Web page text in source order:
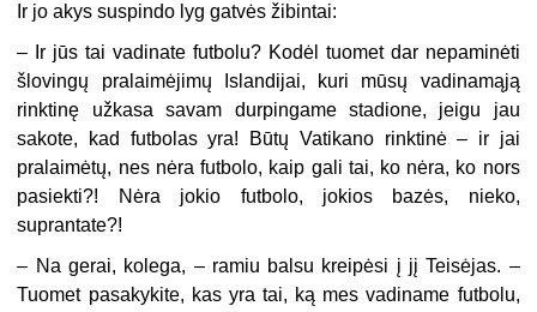
Ir jo akys suspindo lyg gatvės žibintai:
– Ir jūs tai vadinate futbolu? Kodėl tuomet dar nepaminėti
šlovingų pralaimėjimų Islandijai, kuri mūsų vadinamąją
rinktinę užkasa savam durpingame stadione, jeigu jau
sakote, kad futbolas yra! Būtų Vatikano rinktinė – ir jai
pralaimėtų, nes nėra futbolo, kaip gali tai, ko nėra, ko nors
pasiekti?! Nėra jokio futbolo, jokios bazės, nieko,
suprantate?!
– Na gerai, kolega, – ramiu balsu kreipėsi į jį Teisėjas. –
Tuomet pasakykite, kas yra tai, ką mes vadiname futbolu,